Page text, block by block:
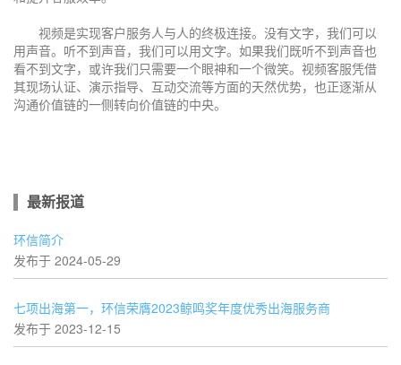
视频是实现客户服务人与人的终极连接。没有文字，我们可以
用声音。听不到声音，我们可以用文字。如果我们既听不到声音也
看不到文字，或许我们只需要一个眼神和一个微笑。视频客服凭借
其现场认证、演示指导、互动交流等方面的天然优势，也正逐渐从
沟通价值链的一侧转向价值链的中央。
最新报道
环信简介
发布于 2024-05-29
七项出海第一，环信荣膺2023鲸鸣奖年度优秀出海服务商
发布于 2023-12-15